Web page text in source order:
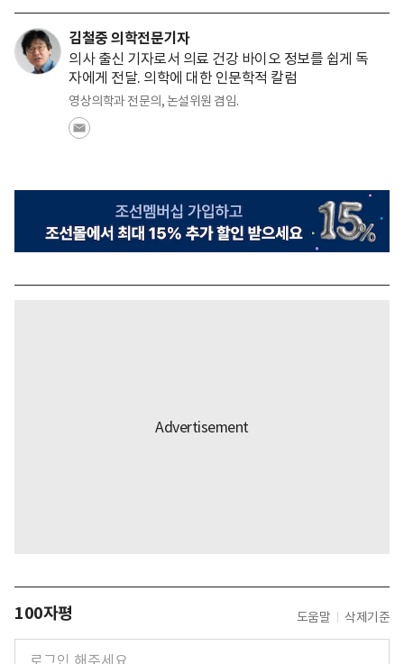
김철중 의학전문기자
의사 출신 기자로서 의료 건강 바이오 정보를 쉽게 독
자에게 전달. 의학에 대한 인문학적 칼럼
영상의학과 전문의, 논설위원 겸임.
100자평 도움말 삭제기준